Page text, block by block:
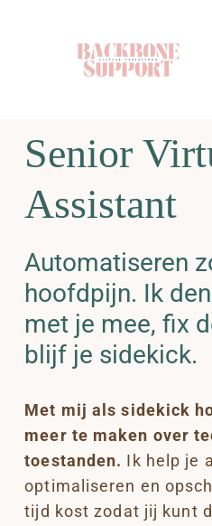
Over mij
Contact
Senior
Assistant
Automatiseren
hoofdpijn. Ik
met je mee, fix
blijf je sidekick.
Met mij als sidekick
meer te maken over
toestanden. Ik help je
optimaliseren en
tijd kost zodat jij kunt